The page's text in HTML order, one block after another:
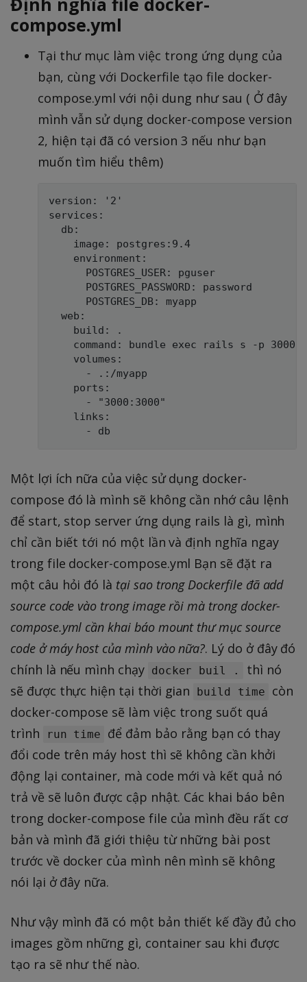
compose.yml
Tại thư mục làm việc trong ứng dụng của
bạn, cùng với Dockerfile tạo file docker-
compose.yml với nội dung như sau ( Ở đây
mình vẫn sử dụng docker-compose version
2, hiện tại đã có version 3 nếu như bạn
muốn tìm hiểu thêm)
version: '2'
services:
  db:
    image: postgres:9.4
    environment:
      POSTGRES_USER: pguser
      POSTGRES_PASSWORD: password
      POSTGRES_DB: myapp
  web:
    build: .
command: bundle exec rails s -p 3000
    volumes:
      - .:/myapp
    ports:
      - "3000:3000"
    links:
Một lợi ích nữa của việc sử dụng docker-
compose đó là mình sẽ không cần nhớ câu lệnh
để start, stop server ứng dụng rails là gì, mình
chỉ cần biết tới nó một lần và định nghĩa ngay
trong file docker-compose.yml Bạn sẽ đặt ra
một câu hỏi đó là tại sao trong Dockerfile đã add
source code vào trong image rồi mà trong docker-
compose.yml cần khai báo mount thư mục source
code ở máy host của mình vào nữa?. Lý do ở đây đó
chính là nếu mình chạy docker buil .
thì nó
sẽ được thực hiện tại thời gian
build time
còn
docker-compose sẽ làm việc trong suốt quá
trình
run time
để đảm bảo rằng bạn có thay
đổi code trên máy host thì sẽ không cần khởi
động lại container, mà code mới và kết quả nó
trả về sẽ luôn được cập nhật. Các khai báo bên
trong docker-compose file của mình đều rất cơ
bản và mình đã giới thiệu từ những bài post
trước về docker của mình nên mình sẽ không
nói lại ở đây nữa.
Như vậy mình đã có một bản thiết kế đầy đủ cho
images gồm những gì, container sau khi được
tạo ra sẽ như thế nào.